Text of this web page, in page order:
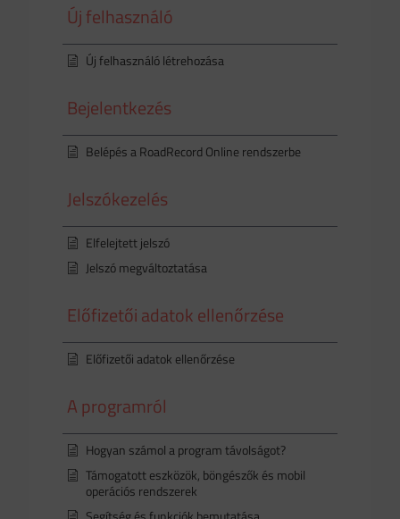
Új felhasználó
Új felhasználó létrehozása
Bejelentkezés
Belépés a RoadRecord Online rendszerbe
Jelszókezelés
Elfelejtett jelszó
Jelszó megváltoztatása
Előfizetői adatok ellenőrzése
Előfizetői adatok ellenőrzése
A programról
Hogyan számol a program távolságot?
Támogatott eszközök, böngészők és mobil
operációs rendszerek